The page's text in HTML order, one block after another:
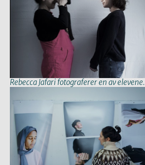
Rebecca Jafari fotograferer en av elevene.